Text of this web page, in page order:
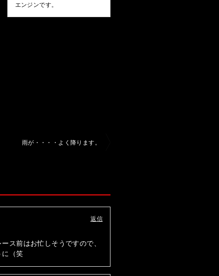
エンジンです。
雨が・・・・よく降ります。
ス前はお忙しそうですので、
に（笑
返信